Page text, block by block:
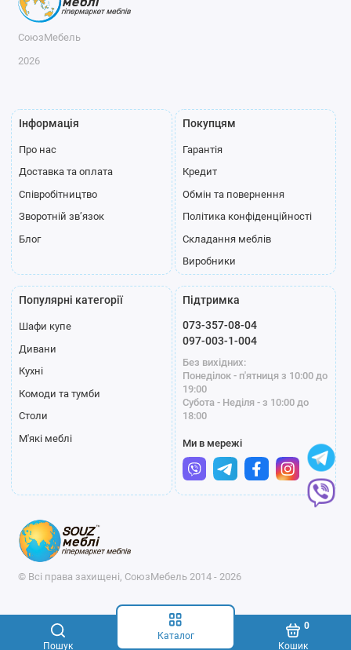
Пошук
Каталог
Кошик
0
СоюзМебель
2026
Інформація
Про нас
Доставка та оплата
Співробітництво
Зворотній зв’язок
Блог
Покупцям
Гарантія
Кредит
Обмін та повернення
Політика конфіденційності
Складання меблів
Виробники
Популярні категорії
Шафи купе
Дивани
Кухні
Комоди та тумби
Столи
М'які меблі
Підтримка
073-357-08-04
097-003-1-004
Без вихідних:
Понеділок - п'ятниця з 10:00 до
19:00
Субота - Неділя - з 10:00 до
18:00
Ми в мережі
© Всі права захищені, СоюзМебель 2014 - 2026